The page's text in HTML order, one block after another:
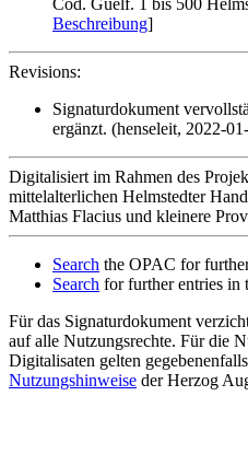
Cod. Guelf. 1 bis 500
Beschreibung]
Revisions:
Signaturdokument
ergänzt. (henseleit, 2022-
Digitalisiert im Rahmen des
mittelalterlichen Helmstedter
Matthias Flacius und kleinere
Search the OPAC for
Search for further entries in
Für das Signaturdokument
auf alle Nutzungsrechte. Für die
Digitalisaten gelten
Nutzungshinweise der Herzog